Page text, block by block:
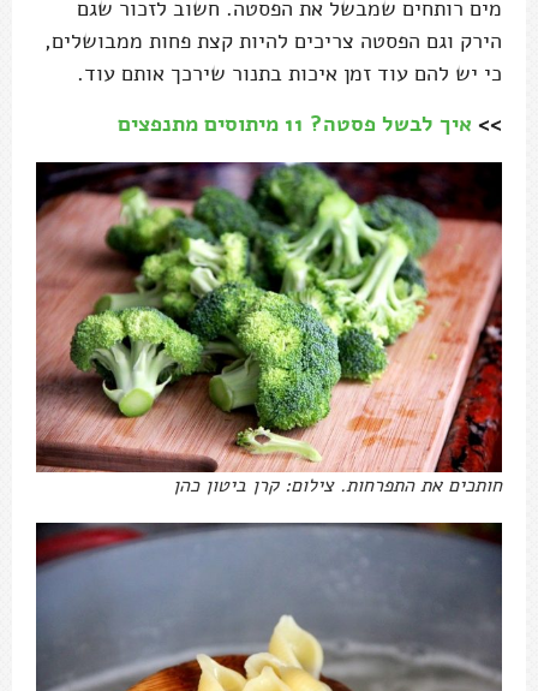
מים רותחים שמבשל את הפסטה. חשוב לזכור שגם
הירק וגם הפסטה צריכים להיות קצת פחות ממבושלים,
כי יש להם עוד זמן איכות בתנור שירכך אותם עוד.
>> איך לבשל פסטה? 11 מיתוסים מתנפצים
חותכים את התפרחות. צילום: קרן ביטון כהן